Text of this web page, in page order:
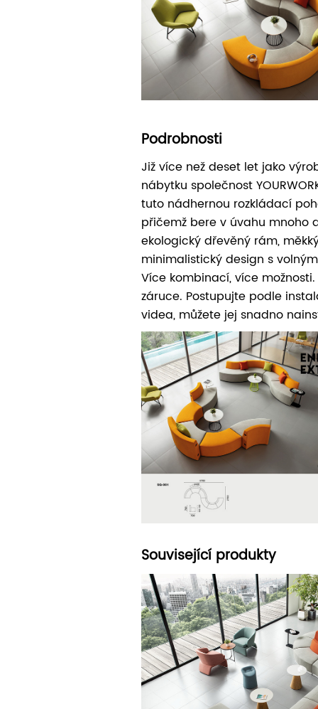
Podrobnosti
Již více než deset let jako
nábytku společnost
tuto nádhernou rozkládací
přičemž bere v úvahu mnoho
ekologický dřevěný rám,
minimalistický design s
Více kombinací, více
záruce. Postupujte podle
videa, můžete jej snadno
Související produkty